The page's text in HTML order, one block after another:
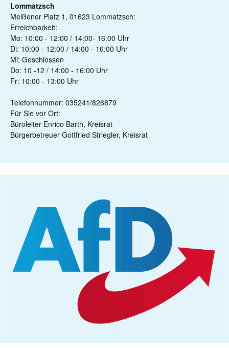
Lommatzsch
Meißener Platz 1, 01623 Lommatzsch:
Erreichbarkeit:
Mo: 10:00 - 12:00 / 14:00- 16:00 Uhr
Di: 10:00 - 12:00 / 14:00 - 16:00 Uhr
Mi: Geschlossen
Do: 10 -12 / 14:00 - 16:00 Uhr
Fr: 10:00 - 13:00 Uhr
Telefonnummer: 035241/826879
Für Sie vor Ort:
Büroleiter Enrico Barth, Kreisrat
Bürgerbetreuer Gottfried Striegler, Kreisrat